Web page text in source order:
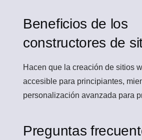
Beneficios de los
constructores de
Hacen que la creación de sitios
accesible para principiantes,
personalización avanzada para
Preguntas